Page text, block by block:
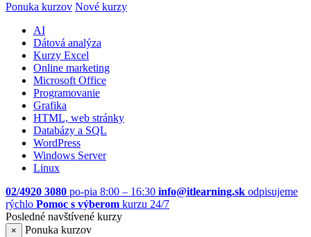
Ponuka kurzov Nové kurzy
AI
Dátová analýza
Kurzy Excel
Online marketing
Microsoft Office
Programovanie
Grafika
HTML, web stránky
Databázy a SQL
WordPress
Windows Server
Linux
02/4920 3080 po-pia 8:00 – 16:30 info@itlearning.sk odpisujeme
rýchlo Pomoc s výberom kurzu 24/7
Posledné navštívené kurzy
×
Ponuka kurzov